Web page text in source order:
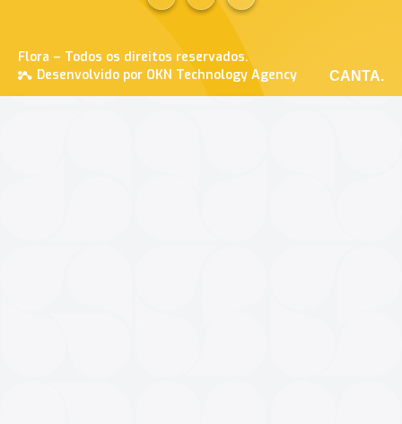
Flora – Todos os direitos reservados.
Desenvolvido por OKN Technology Agency
CANTA.